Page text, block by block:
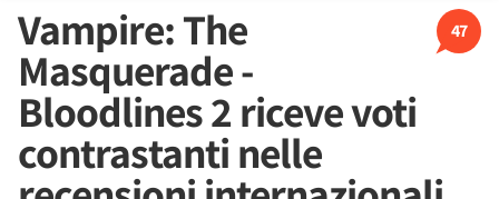
47
Vampire: The
Masquerade -
Bloodlines 2 riceve voti
contrastanti nelle